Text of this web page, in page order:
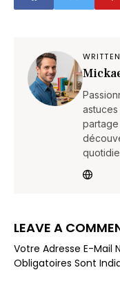
astuces
LEAVE A
Votre Adresse E-Mail
Obligatoires Sont